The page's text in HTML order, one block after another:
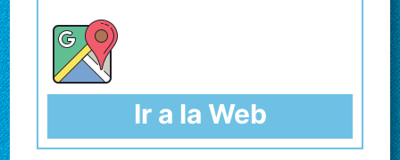
Ir a la Web